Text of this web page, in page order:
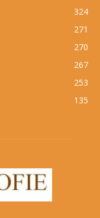
324
271
270
267
253
135